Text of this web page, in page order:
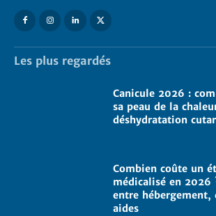
Les plus regardés
Canicule 2026 :
sa peau de la
déshydratation
Combien coûte un
médicalisé en 2026
entre hébergement,
aides